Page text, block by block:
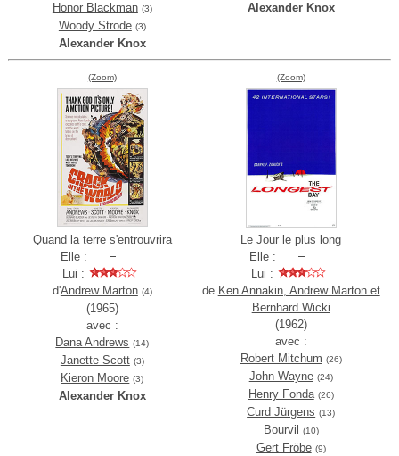
Honor Blackman (3)
Woody Strode (3)
Alexander Knox
Alexander Knox
(Zoom)
Quand la terre s'entrouvrira
Elle :
Lui :
d'Andrew Marton (4)
(1965)
avec :
Dana Andrews (14)
Janette Scott (3)
Kieron Moore (3)
Alexander Knox
(Zoom)
Le Jour le plus long
Elle :
Lui :
de Ken Annakin, Andrew Marton et
Bernhard Wicki
(1962)
avec :
Robert Mitchum (26)
John Wayne (24)
Henry Fonda (26)
Curd Jürgens (13)
Bourvil (10)
Gert Fröbe (9)